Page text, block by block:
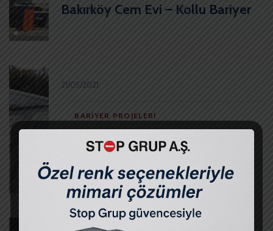
Bakırköy Cem Evi – Kollu Bariyer
21/05/2021
BARIYER PROJELERI
Mülk Gayrimenkul İşmodern –
Mantar Bariyer